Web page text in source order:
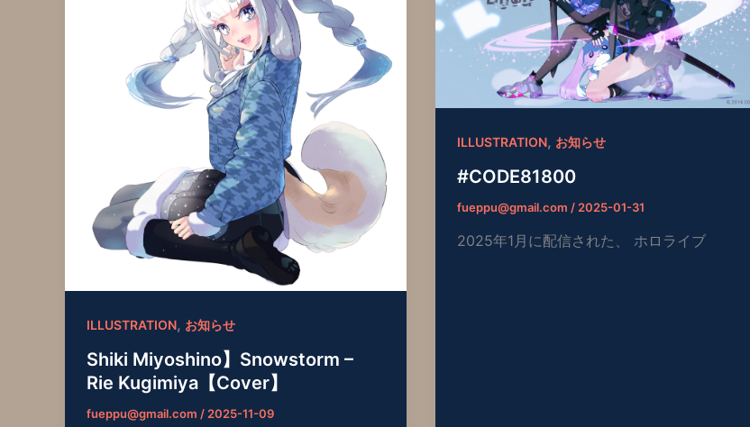
ILLUSTRATION, お知らせ
Shiki Miyoshino】Snowstorm –
Rie Kugimiya【Cover】
fueppu@gmail.com /2025-11-09
ILLUSTRATION, お知らせ
#CODE81800
fueppu@gmail.com / 2025-01-31
2025年1月に配信された、 ホロライブ